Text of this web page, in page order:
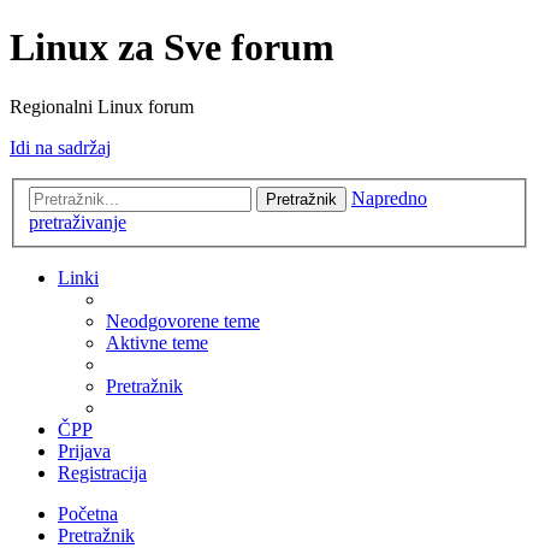
Linux za Sve forum
Regionalni Linux forum
Idi na sadržaj
Pretražnik
Napredno
pretraživanje
Linki
Neodgovorene teme
Aktivne teme
Pretražnik
ČPP
Prijava
Registracija
Početna
Pretražnik